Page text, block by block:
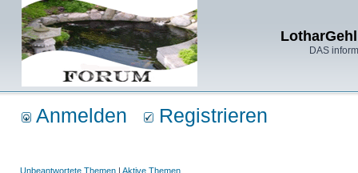
DAS
Anmelden Registrieren
Unbeantwortete Themen | Aktive Themen